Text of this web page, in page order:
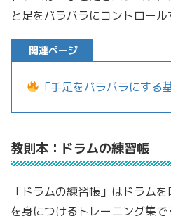
と足をバラバラにコントロール
関連ページ
「手足をバラバラにする
教則本：ドラムの練習帳
「ドラムの練習帳」はドラム
を身につけるトレーニング集で